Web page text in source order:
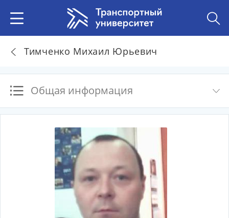
Тимченко Михаил Юрьевич
Общая информация